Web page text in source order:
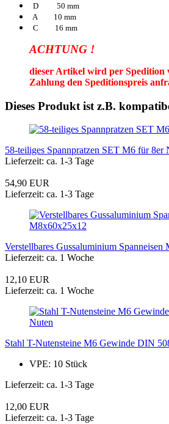
D 50 mm
A 10 mm
C 16 mm
ACHTUNG !
dieser Artikel wird per Spedition
Zahlung den Speditionspreis
Dieses Produkt ist z.B.
58-teiliges Spannpratzen SET M6 für 8er
Lieferzeit: ca. 1-3 Tage
54,90 EUR
Lieferzeit: ca. 1-3 Tage
Verstellbares Gussaluminium Spanneisen
Lieferzeit: ca. 1 Woche
12,10 EUR
Lieferzeit: ca. 1 Woche
Stahl T-Nutensteine M6 Gewinde DIN
VPE: 10 Stück
Lieferzeit: ca. 1-3 Tage
12,00 EUR
Lieferzeit: ca. 1-3 Tage